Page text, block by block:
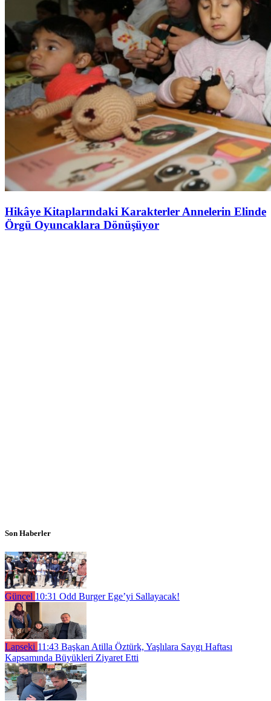
Hikâye Kitaplarındaki Karakterler Annelerin Elinde
Örgü Oyuncaklara Dönüşüyor
Son Haberler
Güncel 10:31 Odd Burger Ege’yi Sallayacak!
Lapseki 11:43 Başkan Atilla Öztürk, Yaşlılara Saygı Haftası
Kapsamında Büyükleri Ziyaret Etti